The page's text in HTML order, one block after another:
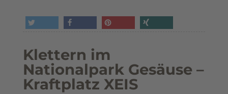
Klettern im
Nationalpark Gesäuse –
Kraftplatz XEIS